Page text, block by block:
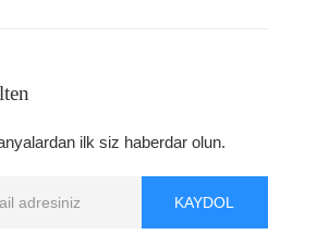
ilk siz haberdar olun.
KAYDOL